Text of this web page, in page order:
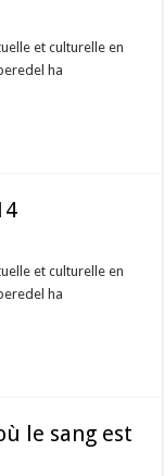
et culturelle en
ha
et culturelle en
ha
le sang est